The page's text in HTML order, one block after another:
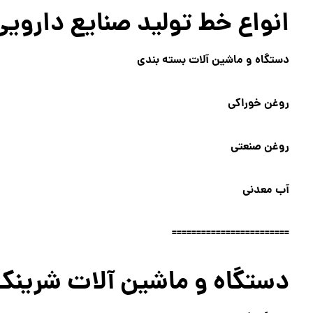
انواع خط تولید صنایع
دستگاه و ماشین آلات بسته بندی
روغن خوراکی
روغن صنعتی
آب معدنی
========================
دستگاه و ماشین آلات